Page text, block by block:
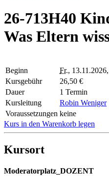
26-713H40
Was Eltern
Beginn Fr.,
Kursgebühr
26,50 €
Dauer
1 Termin
Kursleitung
Robin Weniger
Voraussetzungen keine
Kurs in den Warenkorb legen
Kursort
Moderatorplatz_DOZENT